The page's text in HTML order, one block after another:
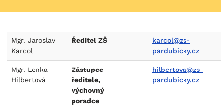
Mgr. Jaroslav
Karcol
Ředitel ZŠ
karcol@zs-
pardubicky.cz
Mgr. Lenka
Hilbertová
Zástupce
ředitele,
výchovný
poradce
hilbertova@zs-
pardubicky.cz